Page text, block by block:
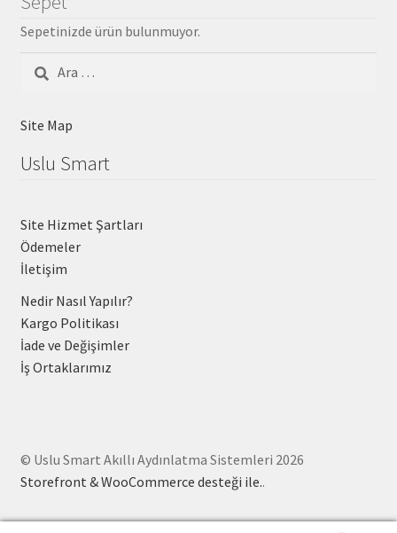
Sepetinizde ürün bulunmuyor.
Site Map
Uslu Smart
Site Hizmet Şartları
Ödemeler
İletişim
Nedir Nasıl Yapılır?
Kargo Politikası
İade ve Değişimler
İş Ortaklarımız
© Uslu Smart Akıllı Aydınlatma Sistemleri 2026
Storefront & WooCommerce desteği ile..